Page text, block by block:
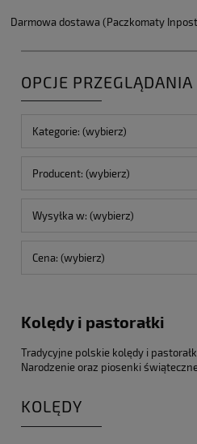
Darmowa dostawa (Paczkomaty
OPCJE PRZEGLĄDANIA
Kategorie: (wybierz)
Producent: (wybierz)
Wysyłka w: (wybierz)
Cena: (wybierz)
Kolędy i pastorałki
Tradycyjne polskie kolędy i
Narodzenie oraz piosenki
KOLĘDY